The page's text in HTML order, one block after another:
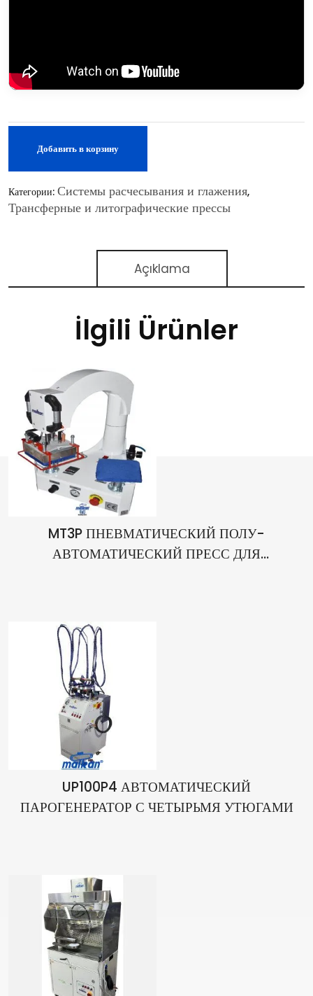
Добавить в корзину
Категории: Системы расчесывания и глажения,
Трансферные и литографические прессы
Açıklama
İlgili Ürünler
MT3P ПНЕВМАТИЧЕСКИЙ ПОЛУ-
АВТОМАТИЧЕСКИЙ ПРЕСС ДЛЯ
UP100P4 АВТОМАТИЧЕСКИЙ
ПАРОГЕНЕРАТОР С ЧЕТЫРЬМЯ УТЮГАМИ